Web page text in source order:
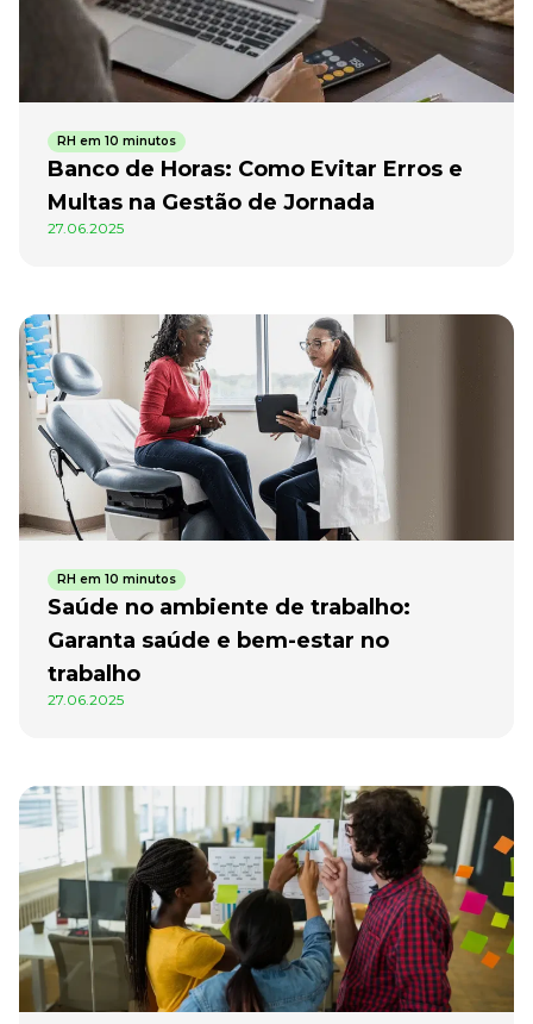
RH em 10 minutos
Banco de Horas: Como Evitar Erros e
Multas na Gestão de Jornada
27.06.2025
RH em 10 minutos
Saúde no ambiente de trabalho:
Garanta saúde e bem-estar no
trabalho
27.06.2025